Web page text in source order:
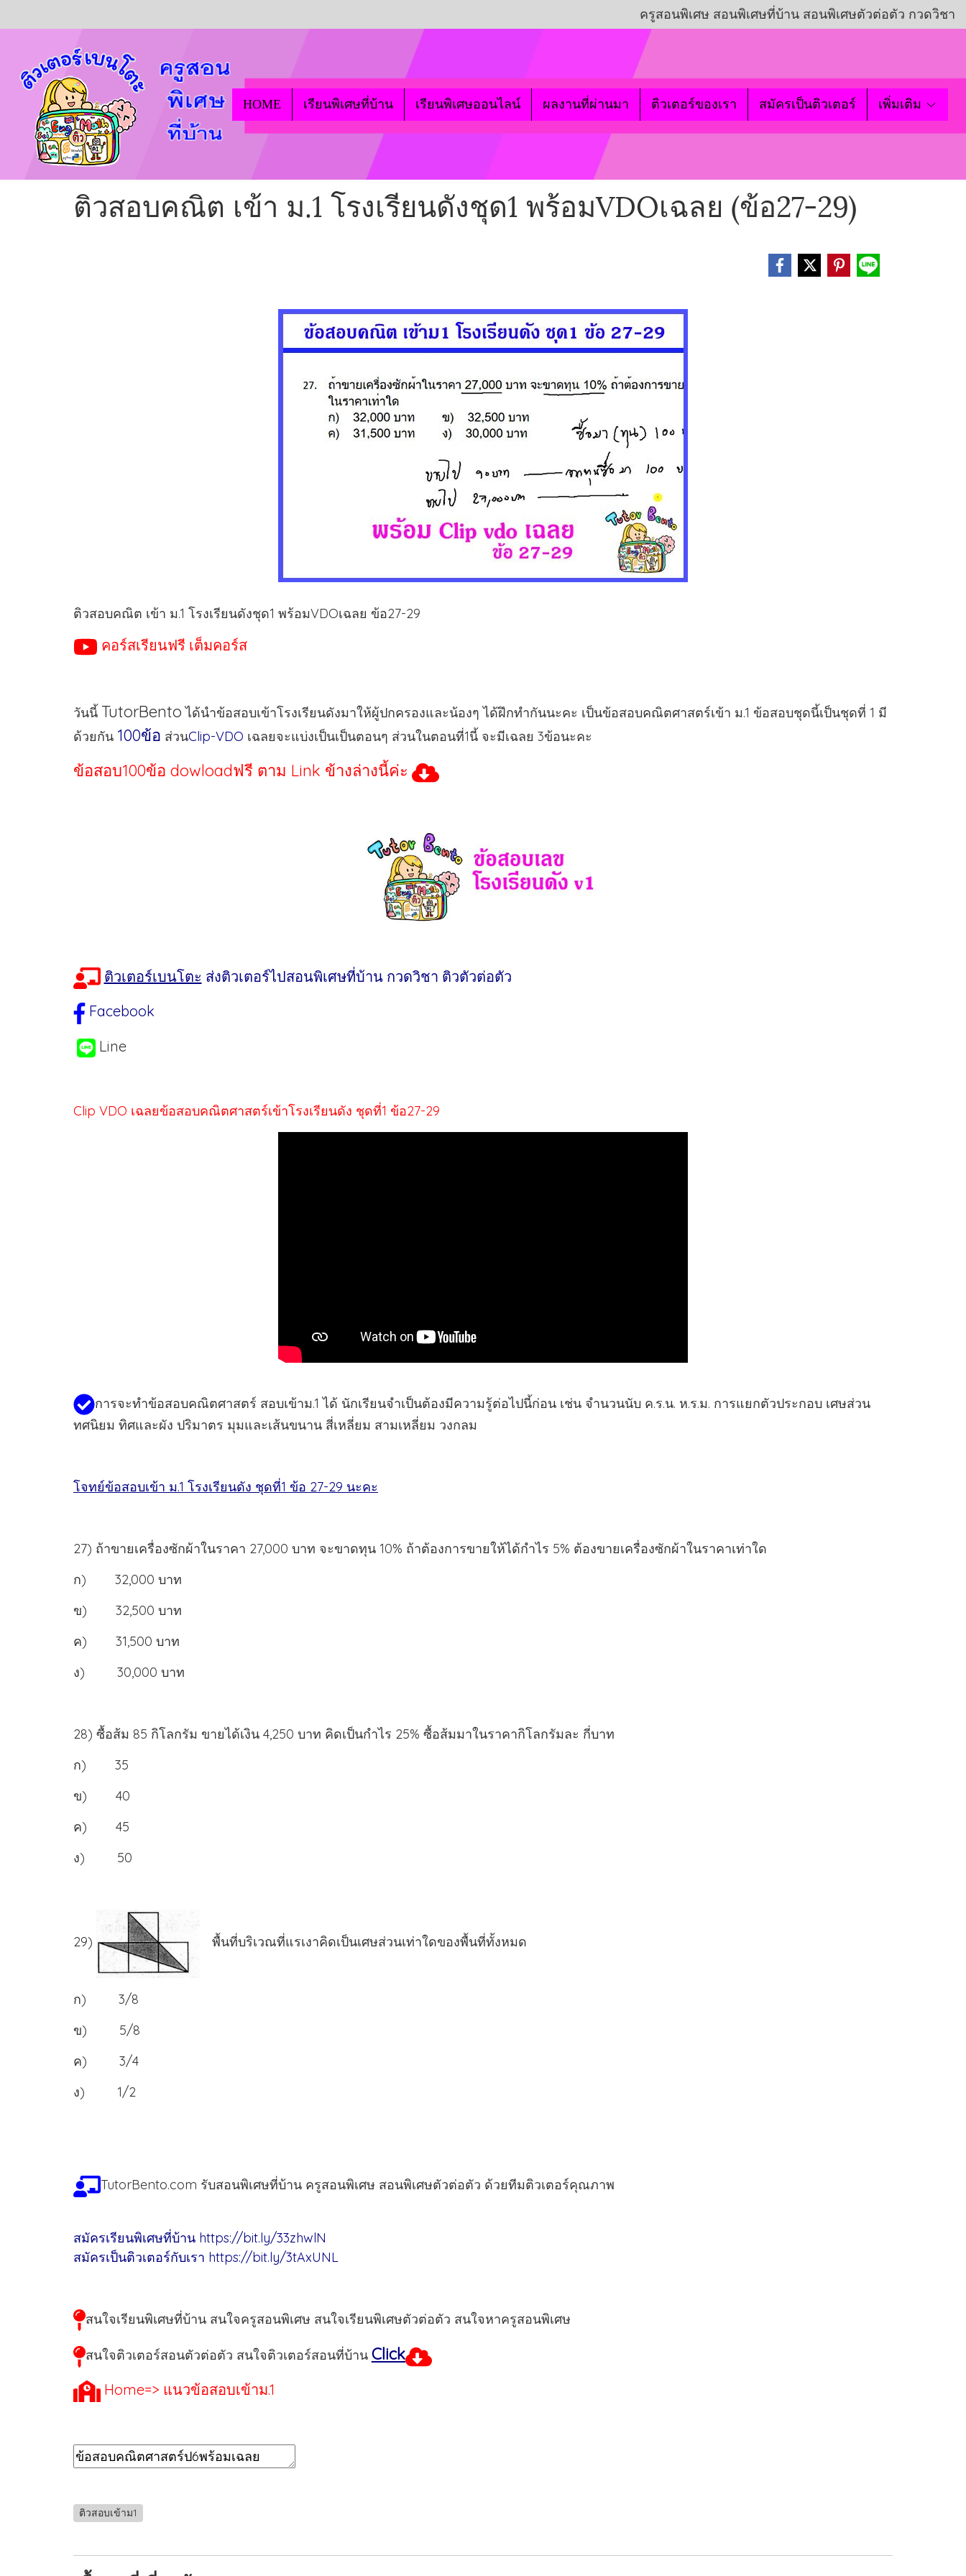
ครูสอนพิเศษ สอนพิเศษที่บ้าน สอนพิเศษตัวต่อตัว กวดวิชา
HOME เรียนพิเศษที่บ้าน เรียนพิเศษออนไลน์ ผลงานที่ผ่านมา ติวเตอร์ของเรา สมัครเป็นติวเตอร์ เพิ่มเติม
ติวสอบคณิต เข้า ม.1 โรงเรียนดังชุด1 พร้อมVDOเฉลย (ข้อ27-29)
ติวสอบคณิต เข้า ม.1 โรงเรียนดังชุด1 พร้อมVDOเฉลย ข้อ27-29
คอร์สเรียนฟรี เต็มคอร์ส
วันนี้ TutorBento ได้นำข้อสอบเข้าโรงเรียนดังมาให้ผู้ปกครองและน้องๆ ได้ฝึกทำกันนะคะ เป็นข้อสอบคณิตศาสตร์เข้า ม.1 ข้อสอบชุดนี้เป็นชุดที่ 1 มี
ด้วยกัน 100ข้อ ส่วนClip-VDO เฉลยจะแบ่งเป็นเป็นตอนๆ ส่วนในตอนที่1นี้ จะมีเฉลย 3ข้อนะคะ
ข้อสอบ100ข้อ dowloadฟรี ตาม Link ข้างล่างนี้ค่ะ
ติวเตอร์เบนโตะ ส่งติวเตอร์ไปสอนพิเศษที่บ้าน กวดวิชา ติวตัวต่อตัว
Facebook
Line
Clip VDO เฉลยข้อสอบคณิตศาสตร์เข้าโรงเรียนดัง ชุดที่1 ข้อ27-29
การจะทำข้อสอบคณิตศาสตร์ สอบเข้าม.1 ได้ นักเรียนจำเป็นต้องมีความรู้ต่อไปนี้ก่อน เช่น จำนวนนับ ค.ร.น. ห.ร.ม. การแยกตัวประกอบ เศษส่วน
ทศนิยม ทิศและผัง ปริมาตร มุมและเส้นขนาน สี่เหลี่ยม สามเหลี่ยม วงกลม
โจทย์ข้อสอบเข้า ม.1 โรงเรียนดัง ชุดที่1 ข้อ 27-29 นะคะ
27) ถ้าขายเครื่องซักผ้าในราคา 27,000 บาท จะขาดทุน 10% ถ้าต้องการขายให้ได้กำไร 5% ต้องขายเครื่องซักผ้าในราคาเท่าใด
ก) 32,000 บาท
ข) 32,500 บาท
ค) 31,500 บาท
ง) 30,000 บาท
28) ซื้อส้ม 85 กิโลกรัม ขายได้เงิน 4,250 บาท คิดเป็นกำไร 25% ซื้อส้มมาในราคากิโลกรัมละ กี่บาท
ก) 35
ข) 40
ค) 45
ง) 50
29) พื้นที่บริเวณที่แรเงาคิดเป็นเศษส่วนเท่าใดของพื้นที่ทั้งหมด
ก) 3/8
ข) 5/8
ค) 3/4
ง) 1/2
TutorBento.com รับสอนพิเศษที่บ้าน ครูสอนพิเศษ สอนพิเศษตัวต่อตัว ด้วยทีมติวเตอร์คุณภาพ
สมัครเรียนพิเศษที่บ้าน https://bit.ly/33zhwlN
สมัครเป็นติวเตอร์กับเรา https://bit.ly/3tAxUNL
สนใจเรียนพิเศษที่บ้าน สนใจครูสอนพิเศษ สนใจเรียนพิเศษตัวต่อตัว สนใจหาครูสอนพิเศษ
สนใจติวเตอร์สอนตัวต่อตัว สนใจติวเตอร์สอนที่บ้าน Click
Home=> แนวข้อสอบเข้าม.1
ติวสอบเข้าม1